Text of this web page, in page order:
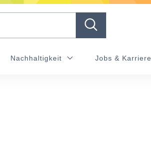
Nachhaltigkeit Jobs & Karriere